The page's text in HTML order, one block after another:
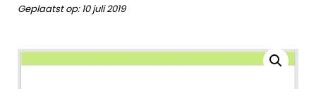
Geplaatst op:10 juli 2019